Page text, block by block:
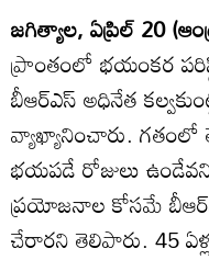
జగిత్యాల, ఏప్రిల్ 20
ప్రాంతంలో భయంకర
బీఆర్ఎస్ అధినేత
వ్యాఖ్యానించారు.
భయపడే రోజులు
ప్రయోజనాల కోసమే
చేరారని తెలిపారు. 45